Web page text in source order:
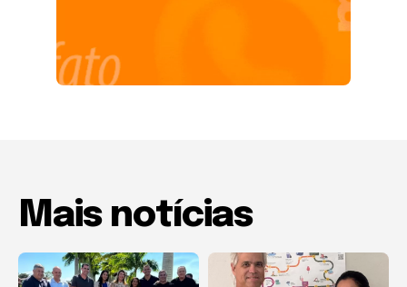
Mais notícias